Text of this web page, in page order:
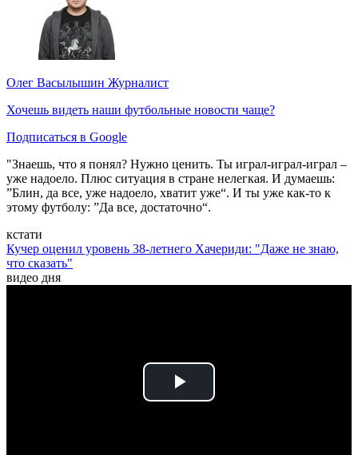
Олег Васылышин Журналист
Хочешь видеть наши футбольные новости чаще?
Подписаться в Google
"Знаешь, что я понял? Нужно ценить. Ты играл-играл-играл –
уже надоело. Плюс ситуация в стране нелегкая. И думаешь:
”Блин, да все, уже надоело, хватит уже“. И ты уже как-то к
этому футболу: ”Да все, достаточно“.
кстати
Кучер оценил уровень 38-летнего Хачериди: "Даже не знаю,
что сказать"
видео дня
Play